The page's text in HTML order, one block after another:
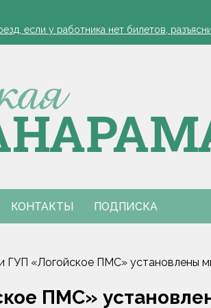
если у работника нет билетов,
работников АПК
обязательна
Столинском районе
если у работника нет билетов,
работников АПК
обязательна
Столинском районе
КОНТАКТЫ ПОДПИСКА
ГУП «Логойское ПМС» установлены
ПМС»